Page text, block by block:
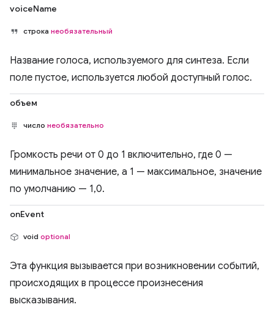
voiceName
строка необязательный
Название голоса, используемого для синтеза. Если
поле пустое, используется любой доступный голос.
объем
число необязательно
Громкость речи от 0 до 1 включительно, где 0 —
минимальное значение, а 1 — максимальное, значение
по умолчанию — 1,0.
onEvent
void optional
Эта функция вызывается при возникновении событий,
происходящих в процессе произнесения
высказывания.